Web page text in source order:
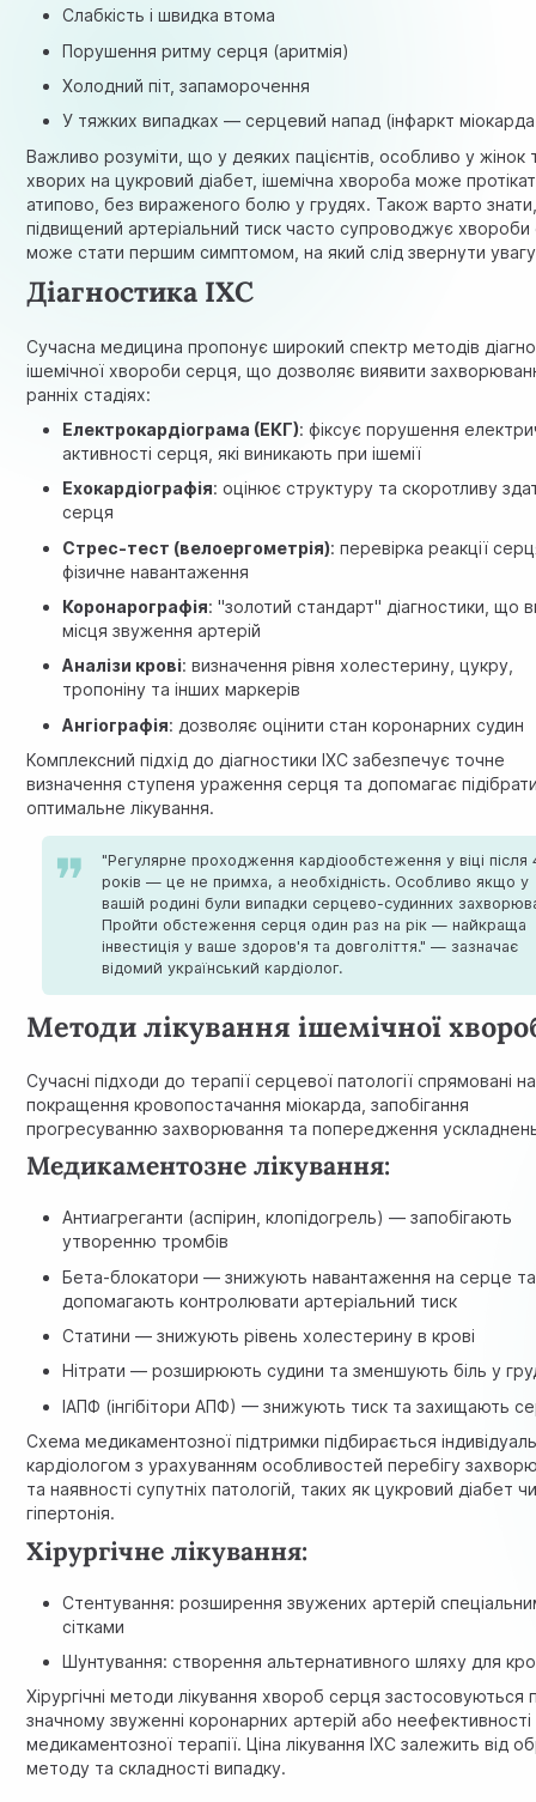
Слабкість і швидка втома
Порушення ритму серця (аритмія)
Холодний піт, запаморочення
У тяжких випадках — серцевий напад (інфаркт
Важливо розуміти, що у деяких пацієнтів, особливо у жінок
хворих на цукровий діабет, ішемічна хвороба може
атипово, без вираженого болю у грудях. Також варто
підвищений артеріальний тиск часто супроводжує хвороби
може стати першим симптомом, на який слід звернути
Діагностика ІХС
Сучасна медицина пропонує широкий спектр методів
ішемічної хвороби серця, що дозволяє виявити
ранніх стадіях:
Електрокардіограма (ЕКГ): фіксує порушення
активності серця, які виникають при ішемії
Ехокардіографія: оцінює структуру та скоротливу
серця
Стрес-тест (велоергометрія): перевірка реакції
фізичне навантаження
Коронарографія: "золотий стандарт" діагностики, що
місця звуження артерій
Аналізи крові: визначення рівня холестерину, цукру,
тропоніну та інших маркерів
Ангіографія: дозволяє оцінити стан коронарних судин
Комплексний підхід до діагностики ІХС забезпечує точне
визначення ступеня ураження серця та допомагає
оптимальне лікування.
"Регулярне проходження кардіообстеження у віці після
років — це не примха, а необхідність. Особливо якщо у
вашій родині були випадки серцево-судинних
Пройти обстеження серця один раз на рік — найкраща
інвестиція у ваше здоров'я та довголіття." — зазначає
відомий український кардіолог.
Методи лікування ішемічної
Сучасні підходи до терапії серцевої патології спрямовані на
покращення кровопостачання міокарда, запобігання
прогресуванню захворювання та попередження
Медикаментозне лікування:
Антиагреганти (аспірин, клопідогрель) — запобігають
утворенню тромбів
Бета-блокатори — знижують навантаження на серце та
допомагають контролювати артеріальний тиск
Статини — знижують рівень холестерину в крові
Нітрати — розширюють судини та зменшують біль у
ІАПФ (інгібітори АПФ) — знижують тиск та захищають
Схема медикаментозної підтримки підбирається
кардіологом з урахуванням особливостей перебігу
та наявності супутніх патологій, таких як цукровий діабет
гіпертонія.
Хірургічне лікування:
Стентування: розширення звужених артерій
сітками
Шунтування: створення альтернативного шляху для
Хірургічні методи лікування хвороб серця застосовуються
значному звуженні коронарних артерій або неефективності
медикаментозної терапії. Ціна лікування ІХС залежить від
методу та складності випадку.